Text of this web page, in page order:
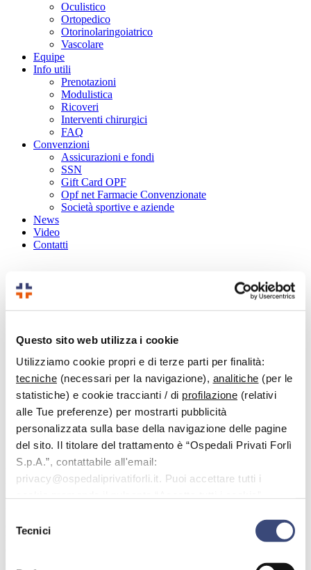
Questo sito web utilizza i cookie
Utilizziamo cookie propri e di terze parti per finalità:
tecniche (necessari per la navigazione), analitiche (per le
statistiche) e cookie traccianti / di profilazione (relativi
alle Tue preferenze) per mostrarti pubblicità
personalizzata sulla base della navigazione delle pagine
del sito. Il titolare del trattamento è “Ospedali Privati Forlì
S.p.A.”, contattabile all'email:
privacy@ospedaliprivatiforli.it. Puoi accettare tutti i
gestire le tue preferenze facendo clic su “Personalizza”.
delTecnici
Oculistico
Ortopedico
Otorinolaringoiatrico
Vascolare
Equipe
Info utili
Prenotazioni
Modulistica
Ricoveri
Interventi chirurgici
FAQ
Convenzioni
Assicurazioni e fondi
SSN
Gift Card OPF
Opf net Farmacie Convenzionate
Società sportive e aziende
News
Video
Contatti
Agosta Gianluca
Preparatore Atletico
Laureato in Scienze delle Attività Motorie Preventive e Adattate, è
un professionista orientato alla promozione della salute e del
accademica maturata tra contesti universitari nazionali e
internazionali. Fin dal 2020 ha affiancato al percorso universitario
atletico in diverse realtà del territorio. Questa esperienza gli ha